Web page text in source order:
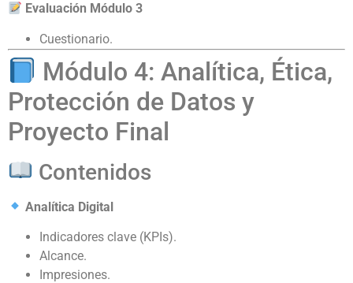
Evaluación Módulo 3
Cuestionario.
Módulo 4: Analítica, Ética,
Protección de Datos y
Proyecto Final
Contenidos
Analítica Digital
Indicadores clave (KPIs).
Alcance.
Impresiones.